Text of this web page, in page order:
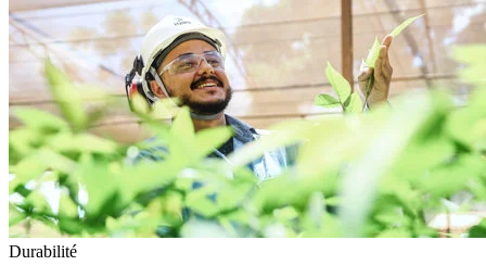
Durabilité